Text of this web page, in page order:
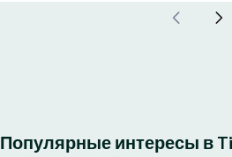
Популярные интересы в